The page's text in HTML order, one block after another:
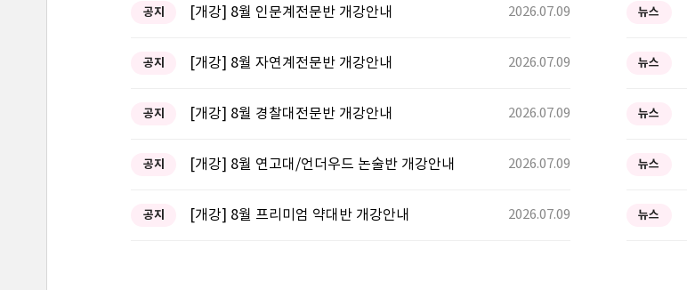
공지 [개강] 8월 인문계전문반 개강안내 2026.07.09
공지 [개강] 8월 자연계전문반 개강안내 2026.07.09
공지 [개강] 8월 경찰대전문반 개강안내 2026.07.09
공지 [개강] 8월 연고대/언더우드 논술반 개강안내 2026.07.09
공지 [개강] 8월 프리미엄 약대반 개강안내 2026.07.09
뉴스
뉴스
뉴스
뉴스
뉴스